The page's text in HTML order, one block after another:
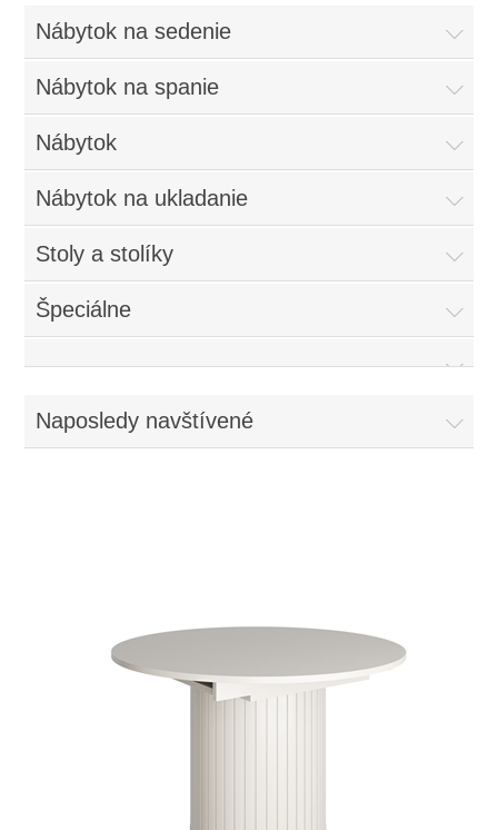
Nábytok na sedenie
Nábytok na spanie
Nábytok
Nábytok na ukladanie
Stoly a stolíky
Špeciálne
Naposledy navštívené